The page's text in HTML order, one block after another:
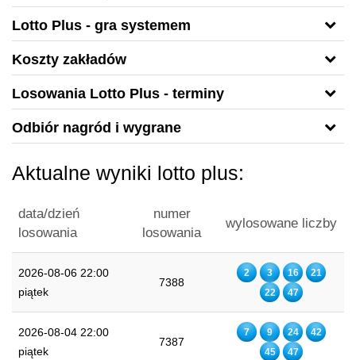
Lotto Plus - gra systemem
Koszty zakładów
Losowania Lotto Plus - terminy
Odbiór nagród i wygrane
Aktualne wyniki lotto plus:
data/dzień
losowania
numer
losowania
wylosowane liczby
2026-08-06 22:00
piątek
7388
2 3 16
21
22
47
2026-08-04 22:00
piątek
7387
7 9 24
42
45
47